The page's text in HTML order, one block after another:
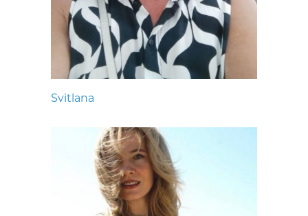
Svitlana